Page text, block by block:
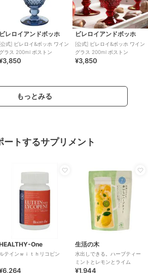
ビレロイアンドボッホ
[公式] ビレロイ&ボッホ ワイン
グラス 200ml ボストン
ビレロイアンドボッホ
[公式] ビレロイ&ボッホ ワイン
グラス 200ml ボストン
¥3,850
もっとみる
トするサプリメント
One
ルテインｗｉｔｈリコピン
生活の木
水出しできる。ハーブティー
ミントとレモンとライム
¥1,944